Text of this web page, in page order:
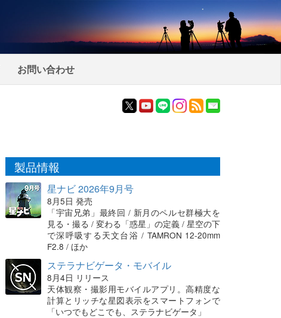
お問い合わせ
製品情報
星ナビ 2026年9月号
8月5日 発売
「宇宙兄弟」最終回 / 新月のペルセ群極大を
見る・撮る / 変わる「惑星」の定義 / 星空の下
で深呼吸する天文台浴 / TAMRON 12-20mm
F2.8 / ほか
ステラナビゲータ・モバイル
8月4日 リリース
天体観察・撮影用モバイルアプリ。高精度な
計算とリッチな星図表示をスマートフォンで
「いつでもどこでも、ステラナビゲータ」